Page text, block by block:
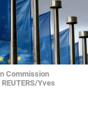
Commission
Yves